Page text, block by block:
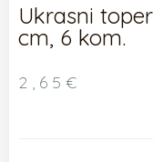
Ukrasni
cm, 6 kom.
2,65 €